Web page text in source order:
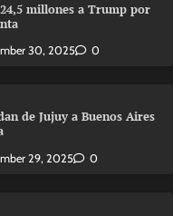
millones a Trump por
30, 2025 0
de Jujuy a Buenos Aires
29, 2025 0